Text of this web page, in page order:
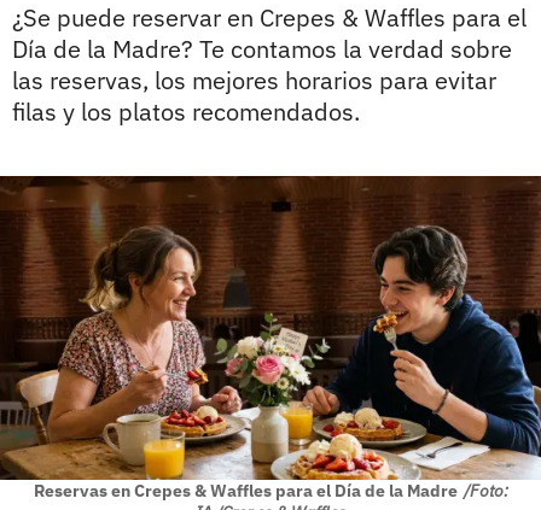
¿Se puede reservar en Crepes & Waffles para el
Día de la Madre? Te contamos la verdad sobre
las reservas, los mejores horarios para evitar
filas y los platos recomendados.
Reservas en Crepes & Waffles para el Día de la Madre /Foto: